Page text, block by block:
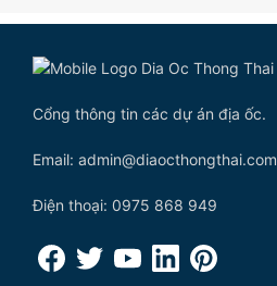
Cổng thông tin các dự án địa ốc.
Email: admin@diaocthongthai.com
Điện thoại: 0975 868 949